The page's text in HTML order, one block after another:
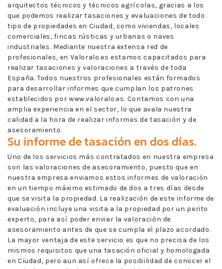
arquitectos técnicos y técnicos agrícolas, gracias a los
que podemos realizar tasaciones y evaluaciones de todo
tipo de propiedades en Ciudad, como viviendas, locales
comerciales, fincas rústicas y urbanas o naves
industriales. Mediante nuestra extensa red de
profesionales, en Valoralo.es estamos capacitados para
realizar tasaciones y valoraciones a través de toda
España. Todos nuestros profesionales están formados
para desarrollar informes que cumplan los patrones
establecidos por www.valoralo.es. Contamos con una
amplia experiencia en el sector, lo que avala nuestra
calidad a la hora de realizar informes de tasación y de
asesoramiento.
Su informe de tasación en dos días.
Uno de los servicios más contratados en nuestra empresa
son las valoraciones de asesoramiento, puesto que en
nuestra empresa enviamos estos informes de valoración
en un tiempo máximo estimado de dos a tres días desde
que se visita la propiedad. La realización de este informe de
evaluación incluye una visita a la propiedad por un perito
experto, para así poder enviar la valoración de
asesoramiento antes de que se cumpla el plazo acordado.
La mayor ventaja de este servicio es que no precisa de los
mismos requisitos que una tasación oficial y homologada
en Ciudad, pero aun así ofrece la posibilidad de conocer el